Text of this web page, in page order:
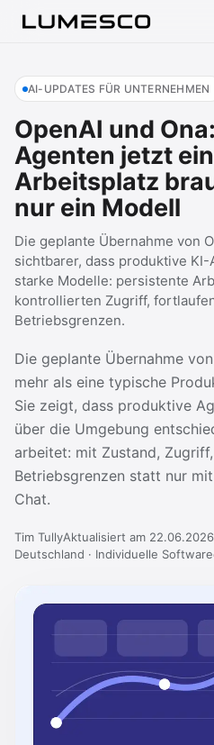
AI-UPDATES FÜR UNTERNEHMEN
OpenAI und
Agenten jetzt
Arbeitsplatz
nur ein Modell
Die geplante Übernahme von
sichtbarer, dass produktive
starke Modelle: persistente
kontrollierten Zugriff,
Betriebsgrenzen.
Die geplante Übernahme
mehr als eine typische
Sie zeigt, dass produktive
über die Umgebung
arbeitet: mit Zustand,
Betriebsgrenzen statt nur
Chat.
Tim TullyAktualisiert am 22.06.2026
Deutschland · Individuelle